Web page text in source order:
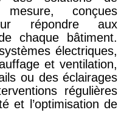
conçues
répondre aux
chaque bâtiment.
électriques,
et ventilation,
ou des éclairages
régulières
et l’optimisation de